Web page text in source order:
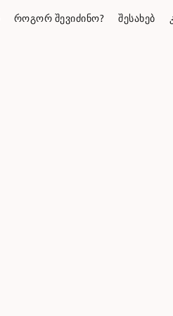
ᲠᲝᲒᲝᲠ ᲨᲔᲕᲘᲫᲘᲜᲝ? ᲨᲔᲡᲐᲮᲔᲑ